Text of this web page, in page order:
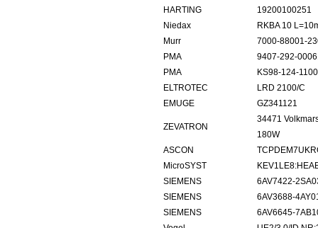
HARTING
19200100251
Niedax
RKBA 10
Murr
7000-88001-
PMA
9407-292-
PMA
KS98-124-
ELTROTEC
LRD 2100/C
EMUGE
GZ341121
ZEVATRON
34471
180W
ASCON
MicroSYST
SIEMENS
6AV7422-
SIEMENS
6AV3688-
SIEMENS
6AV6645-